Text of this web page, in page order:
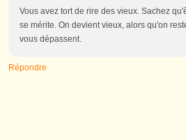
Vous avez tort de rire des vieux. Sachez
se mérite. On devient vieux, alors qu'on
vous dépassent.
Répondre